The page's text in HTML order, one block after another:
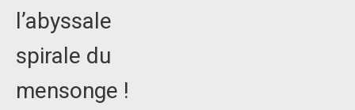
l’abyssale
spirale du
mensonge !